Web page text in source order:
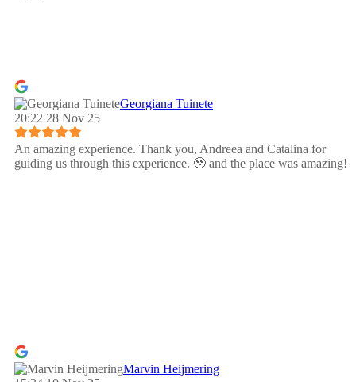
Georgiana Tuinete
20:22 28 Nov 25
An amazing experience. Thank you, Andreea and Catalina for
guiding us through this experience. 🥹 and the place was amazing!
Marvin Heijmering